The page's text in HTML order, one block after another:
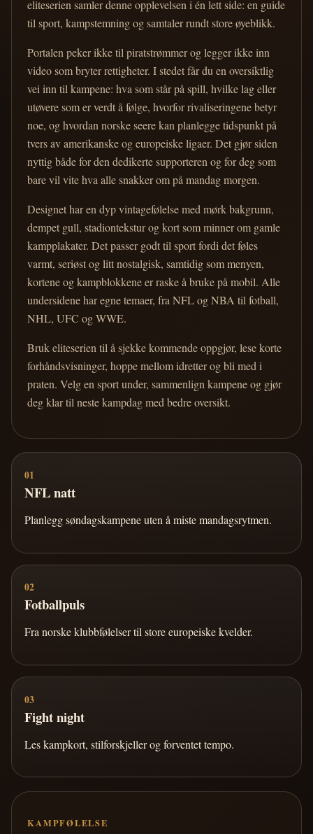
eliteserien samler denne opplevelsen i én lett side: en guide
til sport, kampstemning og samtaler rundt store øyeblikk.
Portalen peker ikke til piratstrømmer og legger ikke inn
video som bryter rettigheter. I stedet får du en oversiktlig
vei inn til kampene: hva som står på spill, hvilke lag eller
utøvere som er verdt å følge, hvorfor rivaliseringene betyr
noe, og hvordan norske seere kan planlegge tidspunkt på
tvers av amerikanske og europeiske ligaer. Det gjør siden
nyttig både for den dedikerte supporteren og for deg som
bare vil vite hva alle snakker om på mandag morgen.
Designet har en dyp vintagefølelse med mørk bakgrunn,
dempet gull, stadiontekstur og kort som minner om gamle
kampplakater. Det passer godt til sport fordi det føles
varmt, seriøst og litt nostalgisk, samtidig som menyen,
kortene og kampblokkene er raske å bruke på mobil. Alle
undersidene har egne temaer, fra NFL og NBA til fotball,
NHL, UFC og WWE.
Bruk eliteserien til å sjekke kommende oppgjør, lese korte
forhåndsvisninger, hoppe mellom idretter og bli med i
praten. Velg en sport under, sammenlign kampene og gjør
deg klar til neste kampdag med bedre oversikt.
01
NFL natt
Planlegg søndagskampene uten å miste mandagsrytmen.
02
Fotballpuls
Fra norske klubbfølelser til store europeiske kvelder.
03
Fight night
Les kampkort, stilforskjeller og forventet tempo.
KAMPFØLELSE